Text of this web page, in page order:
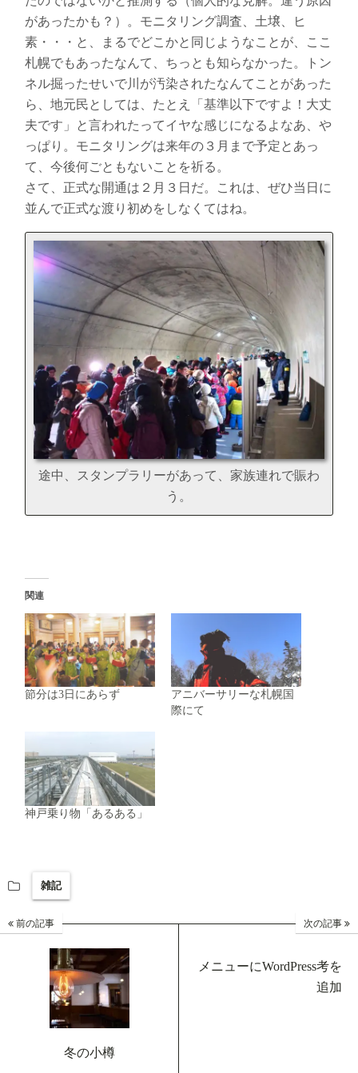
があったかも？）。モニタリング調査、土壌、ヒ
素・・・と、まるでどこかと同じようなことが、ここ
札幌でもあったなんて、ちっとも知らなかった。トン
ネル掘ったせいで川が汚染されたなんてことがあった
ら、地元民としては、たとえ「基準以下ですよ！大丈
夫です」と言われたってイヤな感じになるよなあ、や
っぱり。モニタリングは来年の３月まで予定とあっ
て、今後何ごともないことを祈る。
さて、正式な開通は２月３日だ。これは、ぜひ当日に
並んで正式な渡り初めをしなくてはね。
途中、スタンプラリーがあって、家族連れで賑わ
う。
関連
節分は3日にあらず
アニバーサリーな札幌国
際にて
神戸乗り物「あるある」
雑記
前の記事
冬の小樽
次の記事
メニューにWordPress考を
追加